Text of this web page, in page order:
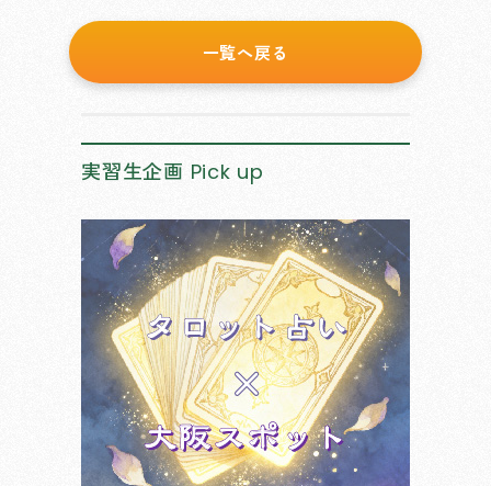
一覧へ戻る
実習生企画 Pick up